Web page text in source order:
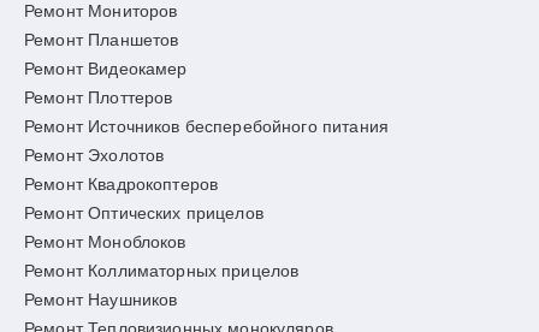
Ремонт Мониторов
Ремонт Планшетов
Ремонт Видеокамер
Ремонт Плоттеров
Ремонт Источников бесперебойного питания
Ремонт Эхолотов
Ремонт Квадрокоптеров
Ремонт Оптических прицелов
Ремонт Моноблоков
Ремонт Коллиматорных прицелов
Ремонт Наушников